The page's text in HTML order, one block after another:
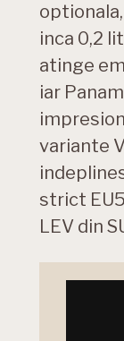
inca 0,2
atinge
iar
variante
strict
LEV din